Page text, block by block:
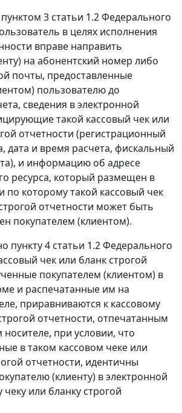
3 статьи 1.2 Федерального
в целях исполнения
вправе направить
на абонентский номер либо
почты, предоставленные
пользователю до
сведения в электронной
такой кассовый чек или
отчетности (регистрационный
дата и время расчета, фискальный
и информацию об адресе
ресурса, который размещен в
по которому такой кассовый чек
отчетности может быть
покупателем (клиентом).
пункту 4 статьи 1.2 Федерального
чек или бланк строгой
покупателем (клиентом) в
и распечатанные им на
приравниваются к кассовому
отчетности, отпечатанным
при условии, что
в таком кассовом чеке или
отчетности, идентичны
(клиенту) в электронной
или бланку строгой